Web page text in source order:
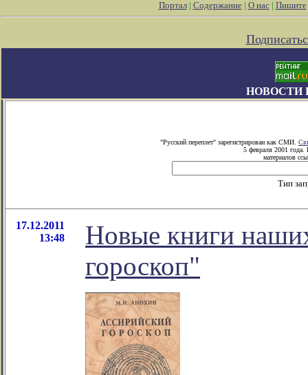
Портал| Содержание| О нас| Пишите
НОВОСТИ
"Русский переплет" зарегистрирован как СМИ.
5 февраля 2001 года.
материалов
Тип
17.12.2011
13:48
Новые книги
гороскоп"